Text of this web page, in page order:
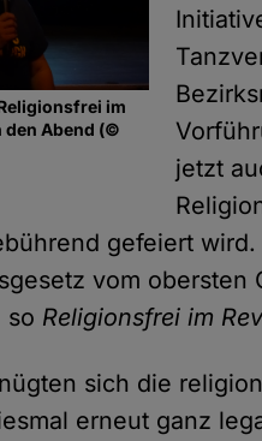
im
den Abend (©
jetzt
gefeiert
vom
so Religionsfrei im
sich die
erneut ganz